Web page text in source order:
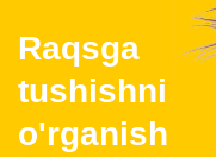
Raqsga
tushishni
o'rganish